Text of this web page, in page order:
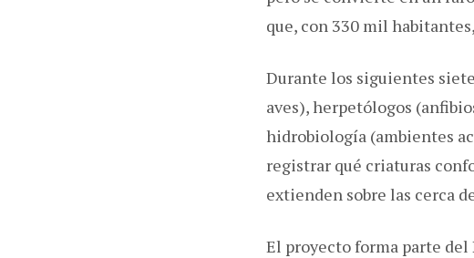
que, con 330 mil
Durante los siguientes
aves), herpetólogos
hidrobiología (ambientes
registrar qué criaturas
extienden sobre las cerca
El proyecto forma parte del